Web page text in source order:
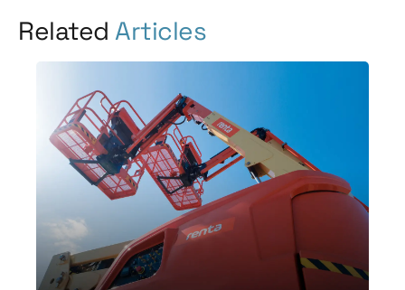
Related Articles